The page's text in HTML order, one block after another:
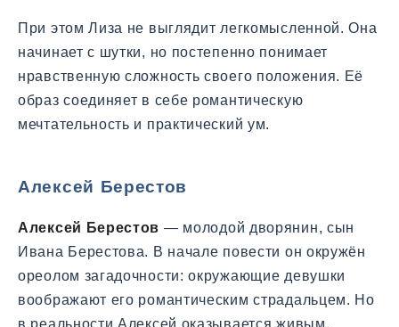
При этом Лиза не выглядит легкомысленной. Она
начинает с шутки, но постепенно понимает
нравственную сложность своего положения. Её
образ соединяет в себе романтическую
мечтательность и практический ум.
Алексей Берестов
Алексей Берестов — молодой дворянин, сын
Ивана Берестова. В начале повести он окружён
ореолом загадочности: окружающие девушки
воображают его романтическим страдальцем. Но
в реальности Алексей оказывается живым,